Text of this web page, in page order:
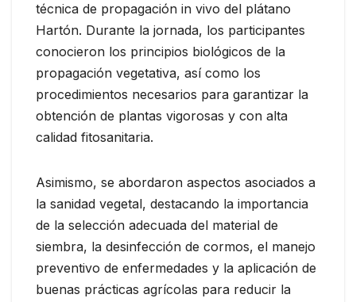
técnica de propagación in vivo del plátano
Hartón. Durante la jornada, los participantes
conocieron los principios biológicos de la
propagación vegetativa, así como los
procedimientos necesarios para garantizar la
obtención de plantas vigorosas y con alta
calidad fitosanitaria.
Asimismo, se abordaron aspectos asociados a
la sanidad vegetal, destacando la importancia
de la selección adecuada del material de
siembra, la desinfección de cormos, el manejo
preventivo de enfermedades y la aplicación de
buenas prácticas agrícolas para reducir la